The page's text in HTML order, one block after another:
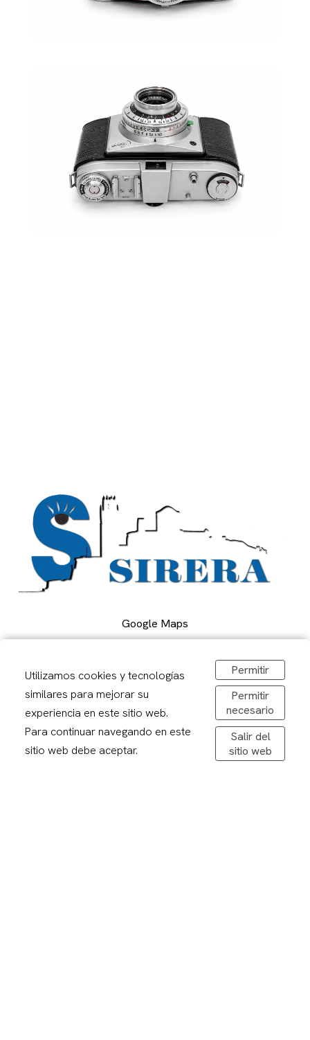
Google Maps
Carrer Alcalde Porqueres, 2, Lleida
973 241878
sirerafoto@gmail.com
De dilluns a divendres: 08,30-20,00h
Dissabtes: 09:00 – 13:00
Utilizamos cookies y tecnologías
similares para mejorar su
experiencia en este sitio web.
Para continuar navegando en este
sitio web debe aceptar.
Permitir
Permitir
necesario
Salir del
sitio web